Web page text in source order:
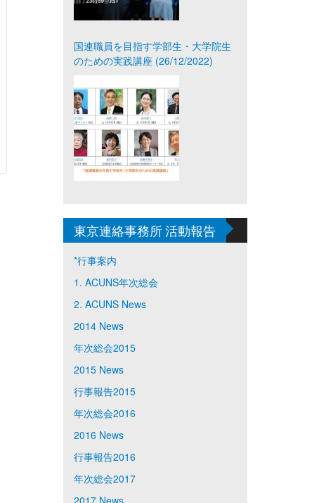
国連職員を目指す学部生・大学院生
のための実践講座 (26/12/2022)
東京連絡事務所 活動報告
*行事案内
1. ACUNS年次総会
2. ACUNS News
2014 News
年次総会2015
2015 News
行事報告2015
年次総会2016
2016 News
行事報告2016
年次総会2017
2017 News